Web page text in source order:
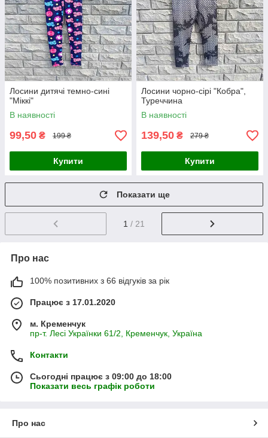
Лосини дитячі темно-сині
"Міккі"
В наявності
99,50 ₴ 199 ₴
Купити
Лосини чорно-сірі "Кобра",
Туреччина
В наявності
139,50 ₴ 279 ₴
Купити
Показати ще
1 / 21
Про нас
100% позитивних з 66 відгуків за рік
Працює з 17.01.2020
м. Кременчук
пр-т. Лесі Українки 61/2, Кременчук, Україна
Контакти
Сьогодні працює з 09:00 до 18:00
Показати весь графік роботи
Про нас